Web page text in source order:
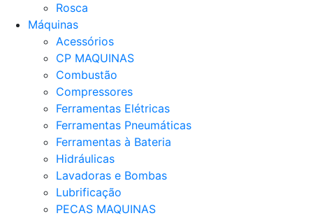
Rosca
Máquinas
Acessórios
CP MAQUINAS
Combustão
Compressores
Ferramentas Elétricas
Ferramentas Pneumáticas
Ferramentas à Bateria
Hidráulicas
Lavadoras e Bombas
Lubrificação
PECAS MAQUINAS